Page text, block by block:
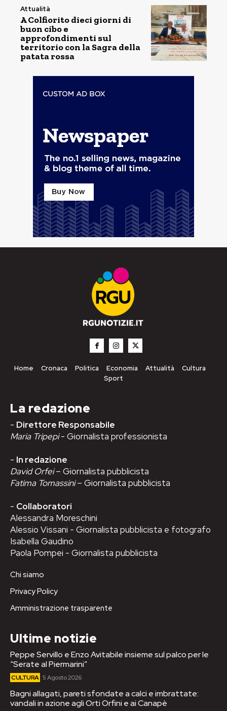
Attualità
A Colfiorito dieci giorni di
buon cibo e
approfondimenti sul
territorio con la Sagra della
patata rossa
Home Cronaca Politica Economia Attualità
Cultura
Sport
La redazione
- Direttore Responsabile
Maria Tripepi- Giornalista professionista
- In redazione
David Orfei– Giornalista pubblicista
Fatima Tomassini– Giornalista pubblicista
- Collaboratori
Alessandra Moreschini
Alessio Vissani - Giornalista pubblicista e fotografo
Isabella Gaudino
Paola Pompei - Giornalista pubblicista
Chi siamo
Privacy Policy
Amministrazione trasparente
Ultime notizie
Peppe Servillo e Enzo Avitabile insieme sul palco per le
“Serate al Piermarini”
CULTURA 5 Agosto 2026
Bagni allagati, pareti sfondate a calci e imbrattate:
vandali in azione agli Orti Orfini e ai Canapè